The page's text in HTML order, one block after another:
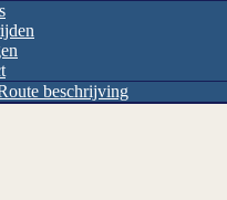
beschrijving